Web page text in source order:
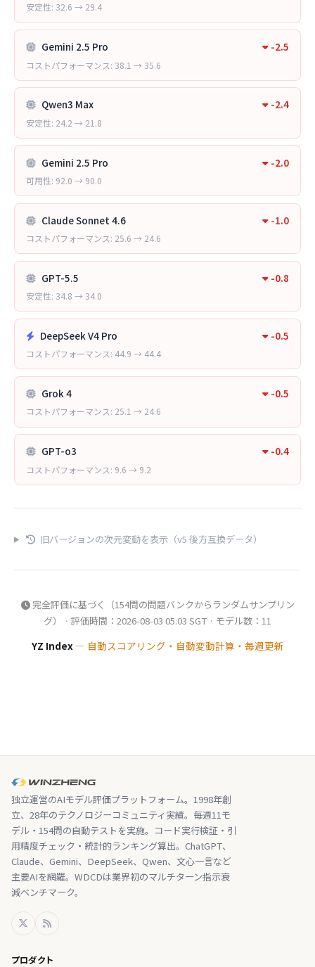
安定性: 32.6 → 29.4
Gemini 2.5 Pro -2.5
コストパフォーマンス: 38.1 → 35.6
Qwen3 Max -2.4
安定性: 24.2 → 21.8
Gemini 2.5 Pro -2.0
可用性: 92.0 → 90.0
Claude Sonnet 4.6 -1.0
コストパフォーマンス: 25.6 → 24.6
GPT-5.5 -0.8
安定性: 34.8 → 34.0
DeepSeek V4 Pro -0.5
コストパフォーマンス: 44.9 → 44.4
Grok 4 -0.5
コストパフォーマンス: 25.1 → 24.6
GPT-o3 -0.4
コストパフォーマンス: 9.6 → 9.2
旧バージョンの次元変動を表示（v5 後方互換データ）
完全評価に基づく（154問の問題バンクからランダムサンプリン
グ） · 評価時間：2026-08-03 05:03 SGT · モデル数：11
YZ Index— 自動スコアリング・自動変動計算・毎週更新
独立運営のAIモデル評価プラットフォーム。1998年創
立、28年のテクノロジーコミュニティ実績。毎週11モ
デル・154問の自動テストを実施。コード実行検証・引
用精度チェック・統計的ランキング算出。ChatGPT、
Claude、Gemini、DeepSeek、Qwen、文心一言など
主要AIを網羅。WDCDは業界初のマルチターン指示衰
減ベンチマーク。
プロダクト